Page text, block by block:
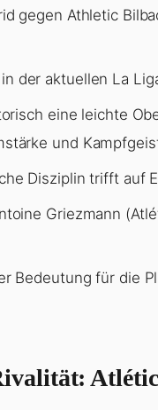
gegen Athletic
der aktuellen La
eine leichte
und
Disziplin trifft auf
Griezmann
Bedeutung für die